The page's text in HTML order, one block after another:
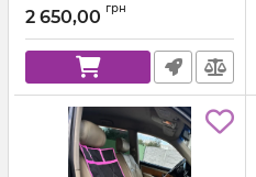
2 650,00 грн